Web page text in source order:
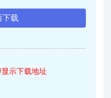
下载
示下载地址